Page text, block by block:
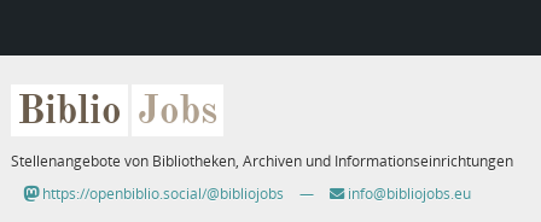
Biblio Jobs
Stellenangebote von Bibliotheken, Archiven und Informationseinrichtungen
https://openbiblio.social/@bibliojobs
— info@bibliojobs.eu